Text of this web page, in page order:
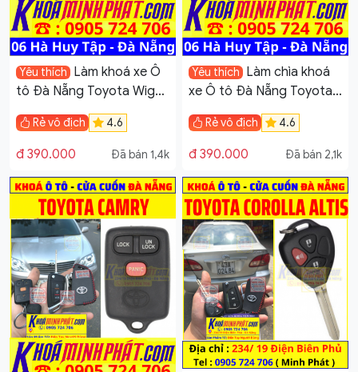
Yêu thích Làm khoá xe Ô
tô Đà Nẵng Toyota Wigo
Smartkey Minh Phát Sửa
Khoá 6 Hà Huy Tập
Rẻ vô địch 4.6
đ 390.000 Đã bán 1,4k
Yêu thích Làm chìa khoá
xe Ô tô Đà Nẵng Toyota
Fortuner Smartkey Minh
Phát Sửa Khoá 6 Hà Huy
Tập
Rẻ vô địch 4.6
đ 390.000 Đã bán 2,1k